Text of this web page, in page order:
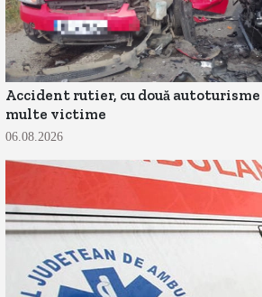
Accident rutier, cu două
multe victime
06.08.2026